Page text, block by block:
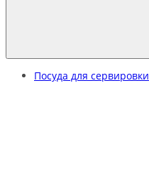
Посуда для сервировки